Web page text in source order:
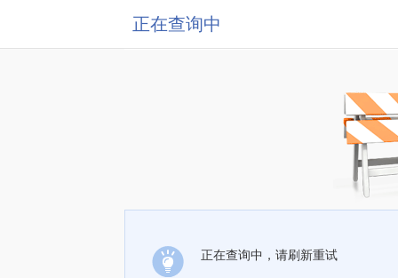
正在查询中
正在查询中，请刷新重试